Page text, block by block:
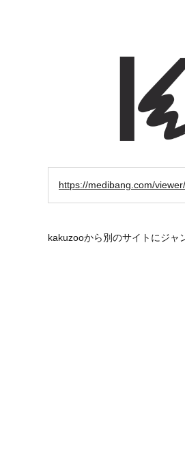
https://medibang.com/
kakuzooから別のサイトにジャ